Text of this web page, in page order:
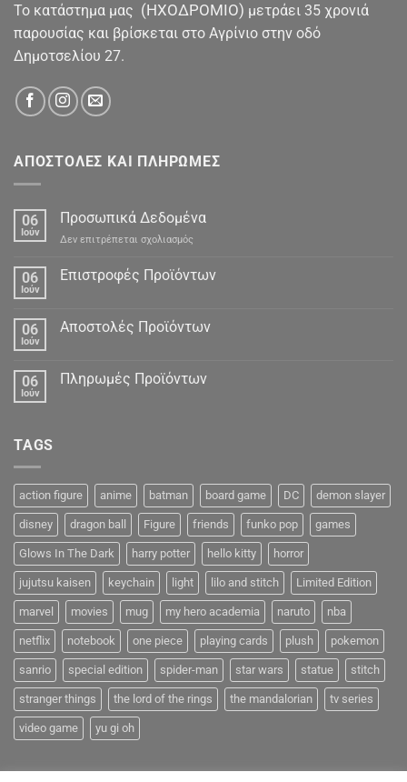
To κατάστημα μας (ΗΧΟΔΡΟΜΙΟ) μετράει 35 χρονιά
παρουσίας και βρίσκεται στο Αγρίνιο στην οδό
Δημοτσελίου 27.
ΑΠΟΣΤΟΛΕΣ ΚΑΙ ΠΛΗΡΩΜΕΣ
06
Ιούν
Προσωπικά Δεδομένα
Δεν επιτρέπεται σχολιασμός
Δεδομένα
06
Ιούν
Επιστροφές Προϊόντων
06
Ιούν
Αποστολές Προϊόντων
06
Ιούν
Πληρωμές Προϊόντων
TAGS
action figure anime batman board game DC demon slayer
disney dragon ball Figure friends funko pop games
Glows In The Dark harry potter hello kitty horror
jujutsu kaisen keychain light lilo and stitch Limited Edition
marvel movies mug my hero academia naruto nba
netflix notebook one piece playing cards plush pokemon
sanrio special edition spider-man star wars statue stitch
stranger things the lord of the rings the mandalorian tv series
video game yu gi oh